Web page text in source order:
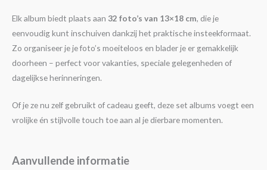
Elk album biedt plaats aan 32 foto’s van 13×18 cm, die je
eenvoudig kunt inschuiven dankzij het praktische insteekformaat.
Zo organiseer je je foto’s moeiteloos en blader je er gemakkelijk
doorheen – perfect voor vakanties, speciale gelegenheden of
dagelijkse herinneringen.
Of je ze nu zelf gebruikt of cadeau geeft, deze set albums voegt een
vrolijke én stijlvolle touch toe aan al je dierbare momenten.
Aanvullende informatie